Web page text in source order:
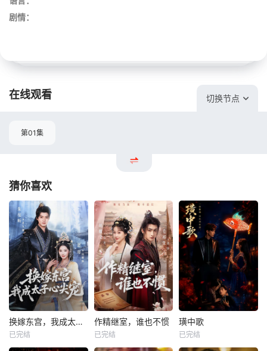
剧情：
在线观看 切换节点
第01集
猜你喜欢
换嫁东宫，我成太子心尖宠
已完结
作精继室，谁也不惯
已完结
璜中歌
已完结